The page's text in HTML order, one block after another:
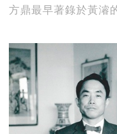
方鼎最早著錄於黃濬